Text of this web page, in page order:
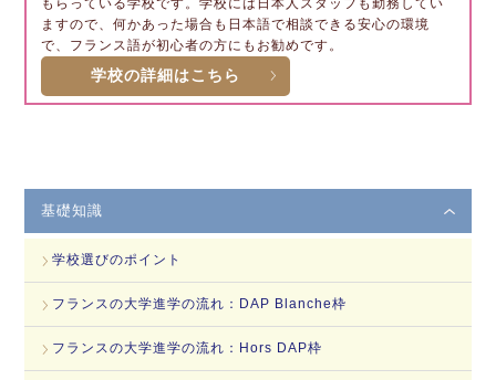
ますので、何かあった場合も日本語で相談できる安心の環境
で、フランス語が初心者の方にもお勧めです。
学校の詳細はこちら
基礎知識
学校選びのポイント
フランスの大学進学の流れ：DAP Blanche枠
フランスの大学進学の流れ：Hors DAP枠